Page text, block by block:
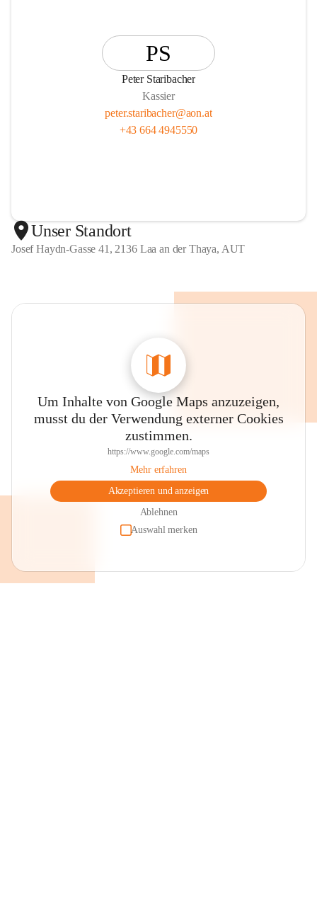
PS
Peter Staribacher
Kassier
peter.staribacher@aon.at
+43 664 4945550
Unser Standort
Josef Haydn-Gasse 41, 2136 Laa an der Thaya, AUT
Um Inhalte von Google Maps anzuzeigen,
musst du der Verwendung externer Cookies
zustimmen.
https://www.google.com/maps
Mehr erfahren
Akzeptieren und anzeigen
Ablehnen
Auswahl merken